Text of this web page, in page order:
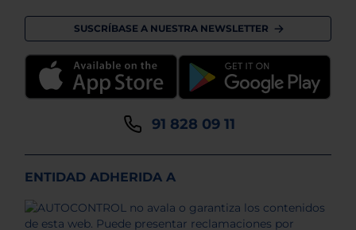
SUSCRÍBASE A NUESTRA NEWSLETTER
91 828 09 11
ENTIDAD ADHERIDA A